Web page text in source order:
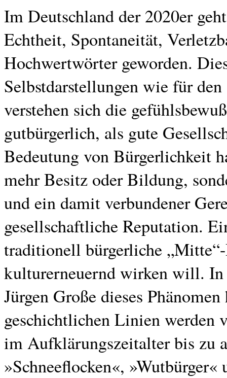
Im Deutschland der 2020er
Echtheit, Spontaneität,
Hochwertwörter geworden.
Selbstdarstellungen wie für
verstehen sich die
gutbürgerlich, als gute
Bedeutung von Bürgerlichkeit
mehr Besitz oder Bildung,
und ein damit verbundener
gesellschaftliche Reputation.
traditionell bürgerliche
kulturerneuernd wirken will. In
Jürgen Große dieses
geschichtlichen Linien werden
im Aufklärungszeitalter bis zu
»Schneeflocken«,